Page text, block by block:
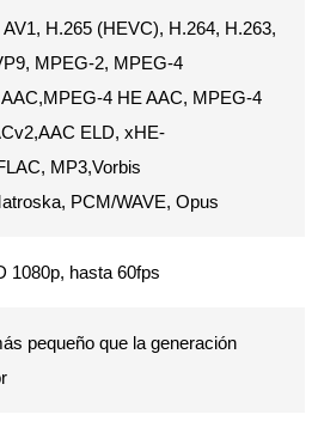
H.265 (HEVC), H.264, H.263,
MPEG-2, MPEG-4
4 HE AAC, MPEG-4
ELD, xHE-
MP3,Vorbis
PCM/WAVE, Opus
1080p, hasta 60fps
pequeño que la generación